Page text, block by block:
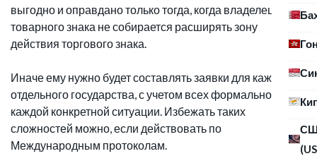
выгодно и оправдано только тогда, когда владелец
товарного знака не собирается расширять зону
действия торгового знака.
Иначе ему нужно будет составлять заявки для каждого
отдельного государства, с учетом всех формальностей в
каждой конкретной ситуации. Избежать таких
сложностей можно, если действовать по
Международным протоколам.